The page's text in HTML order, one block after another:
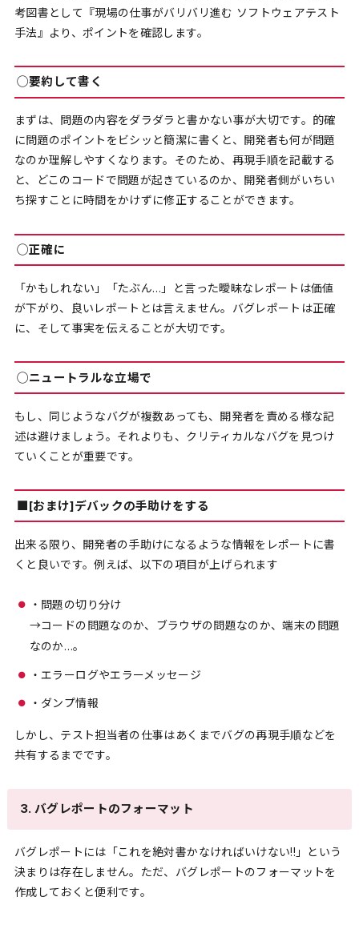
考図書として『現場の仕事がバリバリ進む ソフトウェアテスト
手法』より、ポイントを確認します。
◯要約して書く
まずは、問題の内容をダラダラと書かない事が大切です。的確
に問題のポイントをビシッと簡潔に書くと、開発者も何が問題
なのか理解しやすくなります。そのため、再現手順を記載する
と、どこのコードで問題が起きているのか、開発者側がいちい
ち探すことに時間をかけずに修正することができます。
◯正確に
「かもしれない」「たぶん…」と言った曖昧なレポートは価値
が下がり、良いレポートとは言えません。バグレポートは正確
に、そして事実を伝えることが大切です。
◯ニュートラルな立場で
もし、同じようなバグが複数あっても、開発者を責める様な記
述は避けましょう。それよりも、クリティカルなバグを見つけ
ていくことが重要です。
■[おまけ]デバックの手助けをする
出来る限り、開発者の手助けになるような情報をレポートに書
くと良いです。例えば、以下の項目が上げられます
・問題の切り分け
→コードの問題なのか、ブラウザの問題なのか、端末の問題
なのか…。
・エラーログやエラーメッセージ
・ダンプ情報
しかし、テスト担当者の仕事はあくまでバグの再現手順などを
共有するまでです。
3. バグレポートのフォーマット
バグレポートには「これを絶対書かなければいけない!!」という
決まりは存在しません。ただ、バグレポートのフォーマットを
作成しておくと便利です。